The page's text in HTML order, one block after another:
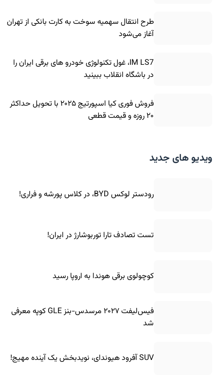
طرح انتقال سهمیه سوخت به کارت بانکی از تهران
آغاز می‌شود
IM LS7، غول تکنولوژی خودرو های برقی ایران را
در باشگاه انقلاب ببینید
فروش فوری کیا اسپورتیج ۲۰۲۵ با تحویل حداکثر
۲۰ روزه و قیمت قطعی
ویدیو های جدید
رودستر لوکس BYD، در کلاس پورشه و فراری!
تست تصادف تارا توربوشارژ در ایران!
کوچولوی برقی هوندا به اروپا رسید
فیس‌لیفت ۲۰۲۷ مرسدس-بنز GLE کوپه معرفی
شد
SUV آفرود هیوندای، نویدبخش یک آینده مهیج!